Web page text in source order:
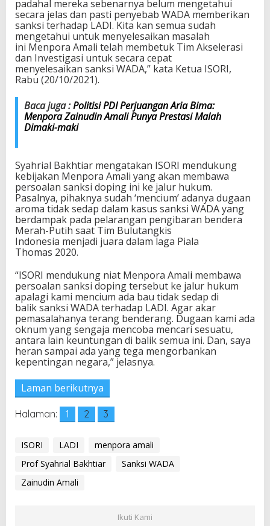
S
e
d
a
p
S
a
s
i
W
t
e
r
h
a
d
a
p
D
I
padahal mereka sebenarnya belum mengetahui
secara jelas dan pasti penyebab WADA memberikan
sanksi terhadap LADI. Kita kan semua sudah
mengetahui untuk menyelesaikan masalah
ini Menpora Amali telah membetuk Tim Akselerasi
dan Investigasi untuk secara cepat
menyelesaikan sanksi WADA,” kata Ketua ISORI,
Rabu (20/10/2021).
Baca juga :Politisi PDI Perjuangan Aria Bima:
Menpora Zainudin Amali Punya Prestasi Malah
Dimaki-maki
Syahrial Bakhtiar mengatakan ISORI mendukung
kebijakan Menpora Amali yang akan membawa
persoalan sanksi doping ini ke jalur hukum.
Pasalnya, pihaknya sudah ‘mencium’ adanya dugaan
aroma tidak sedap dalam kasus sanksi WADA yang
berdampak pada pelarangan pengibaran bendera
Merah-Putih saat Tim Bulutangkis
Indonesia menjadi juara dalam laga Piala
Thomas 2020.
“ISORI mendukung niat Menpora Amali membawa
persoalan sanksi doping tersebut ke jalur hukum
apalagi kami mencium ada bau tidak sedap di
balik sanksi WADA terhadap LADI. Agar akar
pemasalahanya terang benderang. Dugaan kami ada
oknum yang sengaja mencoba mencari sesuatu,
antara lain keuntungan di balik semua ini. Dan, saya
heran sampai ada yang tega mengorbankan
kepentingan negara,” jelasnya.
Laman berikutnya
Halaman: 1 2 3
ISORI LADI
menpora amali
Prof Syahrial Bakhtiar
Sanksi WADA
Zainudin Amali
Ikuti Kami